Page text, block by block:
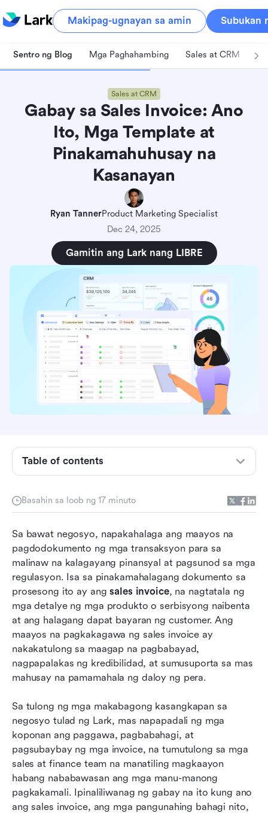
Makipag-ugnayan sa amin Subukan
Sentro ng Blog Mga Paghahambing Sales at CRM
Sales at CRM
Gabay sa Sales Invoice: Ano
Ito, Mga Template at
Pinakamahuhusay na
Kasanayan
Ryan TannerProduct Marketing Specialist
Dec 24, 2025
Gamitin ang Lark nang LIBRE
Basahin sa loob ng 17 minuto
Sa bawat negosyo, napakahalaga ang maayos na
pagdodokumento ng mga transaksyon para sa
malinaw na kalagayang pinansyal at pagsunod sa mga
regulasyon. Isa sa pinakamahalagang dokumento sa
prosesong ito ay ang sales invoice, na nagtatala ng
mga detalye ng mga produkto o serbisyong naibenta
at ang halagang dapat bayaran ng customer. Ang
maayos na pagkakagawa ng sales invoice ay
nakakatulong sa maagap na pagbabayad,
nagpapalakas ng kredibilidad, at sumusuporta sa mas
mahusay na pamamahala ng daloy ng pera.
Sa tulong ng mga makabagong kasangkapan sa
negosyo tulad ng Lark, mas napapadali ng mga
koponan ang paggawa, pagbabahagi, at
pagsubaybay ng mga invoice, na tumutulong sa mga
sales at finance team na manatiling magkaayon
habang nababawasan ang mga manu-manong
pagkakamali. Ipinaliliwanag ng gabay na ito kung ano
ang sales invoice, ang mga pangunahing bahagi nito,
Table of contents
Mga Uri ng Sales Invoice
Mahahalagang bahagi ng isang mahusay na
Handa nang gamitin na mga template ng sales
Mas mahusay na pamahalaan ang mga benta:
Gamitin ang Lark upang gawing mas maayos
ang daloy ng trabaho sa mga invoice
Pagkakaiba ng mga karaniwang bagay: Sales
order kumpara sa sales invoice
Bakit mahalaga ang mga sales invoice para sa
mga negosyo
Mga pinakamahuhusay na gawi sa sales invoice
Konklusyon
Mga Madalas Itanong
Kaugnay na pagbabasa